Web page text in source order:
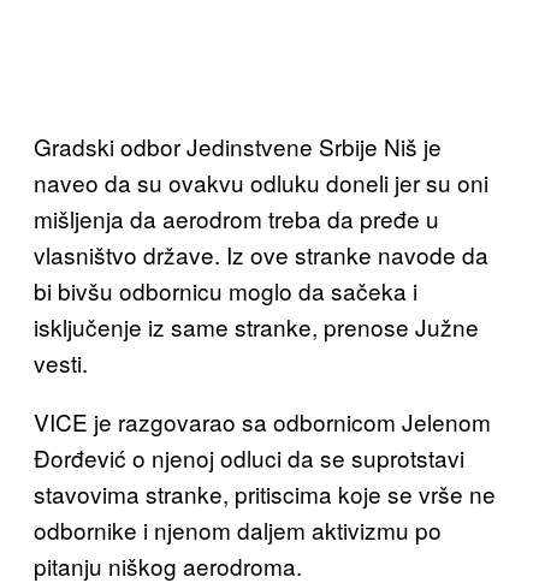
Gradski odbor Jedinstvene Srbije Niš je
naveo da su ovakvu odluku doneli jer su oni
mišljenja da aerodrom treba da pređe u
vlasništvo države. Iz ove stranke navode da
bi bivšu odbornicu moglo da sačeka i
isključenje iz same stranke, prenose Južne
vesti.
VICE je razgovarao sa odbornicom Jelenom
Đorđević o njenoj odluci da se suprotstavi
stavovima stranke, pritiscima koje se vrše ne
odbornike i njenom daljem aktivizmu po
pitanju niškog aerodroma.